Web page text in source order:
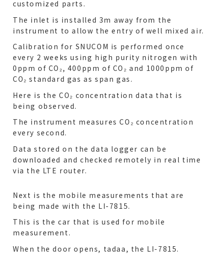
customized parts.
The inlet is installed 3m away from the
instrument to allow the entry of well mixed air.
Calibration for SNUCOM is performed once
every 2 weeks using high purity nitrogen with
0ppm of CO₂, 400ppm of CO₂ and 1000ppm of
CO₂ standard gas as span gas.
Here is the CO₂ concentration data that is
being observed.
The instrument measures CO₂ concentration
every second.
Data stored on the data logger can be
downloaded and checked remotely in real time
via the LTE router.
Next is the mobile measurements that are
being made with the LI-7815.
This is the car that is used for mobile
measurement.
When the door opens, tadaa, the LI-7815.